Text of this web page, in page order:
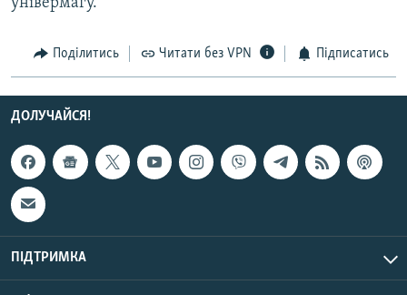
універмагу.
Поділитись Читати без VPN Підписатись
ДОЛУЧАЙСЯ!
ПІДТРИМКА